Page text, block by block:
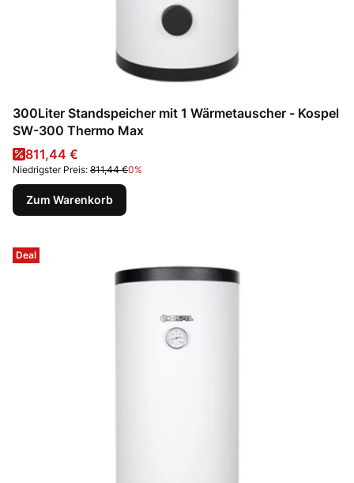
300Liter Standspeicher mit 1 Wärmetauscher - Kospel
SW-300 Thermo Max
Aktionspreis
811,44 €
Niedrigster Preis: 811,44 €0%
Zum Warenkorb
Deal